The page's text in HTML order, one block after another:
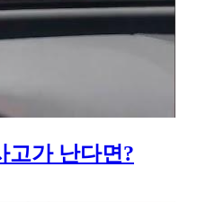
고가 난다면?